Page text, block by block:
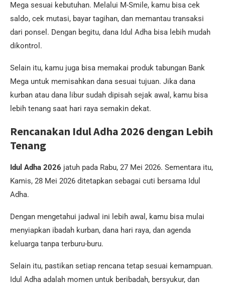
Mega sesuai kebutuhan. Melalui M-Smile, kamu bisa cek
saldo, cek mutasi, bayar tagihan, dan memantau transaksi
dari ponsel. Dengan begitu, dana Idul Adha bisa lebih mudah
dikontrol.
Selain itu, kamu juga bisa memakai produk tabungan Bank
Mega untuk memisahkan dana sesuai tujuan. Jika dana
kurban atau dana libur sudah dipisah sejak awal, kamu bisa
lebih tenang saat hari raya semakin dekat.
Rencanakan Idul Adha 2026 dengan Lebih
Tenang
Idul Adha 2026 jatuh pada Rabu, 27 Mei 2026. Sementara itu,
Kamis, 28 Mei 2026 ditetapkan sebagai cuti bersama Idul
Adha.
Dengan mengetahui jadwal ini lebih awal, kamu bisa mulai
menyiapkan ibadah kurban, dana hari raya, dan agenda
keluarga tanpa terburu-buru.
Selain itu, pastikan setiap rencana tetap sesuai kemampuan.
Idul Adha adalah momen untuk beribadah, bersyukur, dan